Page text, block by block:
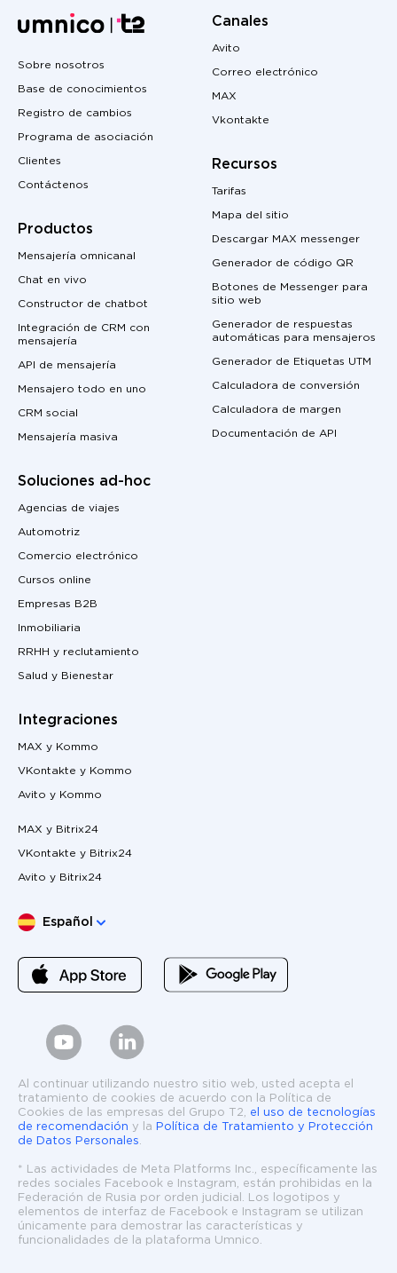
Sobre nosotros
Base de conocimientos
Registro de cambios
Programa de asociación
Clientes
Contáctenos
Productos
Mensajería omnicanal
Chat en vivo
Constructor de chatbot
Integración de CRM con
mensajería
API de mensajería
Mensajero todo en uno
CRM social
Mensajería masiva
Soluciones ad-hoc
Agencias de viajes
Automotriz
Comercio electrónico
Cursos online
Empresas B2B
Inmobiliaria
RRHH y reclutamiento
Salud y Bienestar
Integraciones
MAX y Kommo
VKontakte y Kommo
Avito y Kommo
MAX y Bitrix24
VKontakte y Bitrix24
Avito y Bitrix24
Canales
Avito
Correo electrónico
MAX
Vkontakte
Recursos
Tarifas
Mapa del sitio
Descargar MAX messenger
Generador de código QR
Botones de Messenger para
sitio web
Generador de respuestas
automáticas para mensajeros
Generador de Etiquetas UTM
Calculadora de conversión
Calculadora de margen
Documentación de API
Elige lengua
Español
Al continuar utilizando nuestro sitio web, usted acepta el
tratamiento de cookies de acuerdo con la Política de
Cookies de las empresas del Grupo T2, el uso de tecnologías
de recomendación y la
Política de Tratamiento y Protección
de Datos Personales
* Las actividades de Meta Platforms Inc., específicamente las
redes sociales Facebook e Instagram, están prohibidas en la
Federación de Rusia por orden judicial. Los logotipos y
elementos de interfaz de Facebook e Instagram se utilizan
únicamente para demostrar las características y
funcionalidades de la plataforma Umnico.